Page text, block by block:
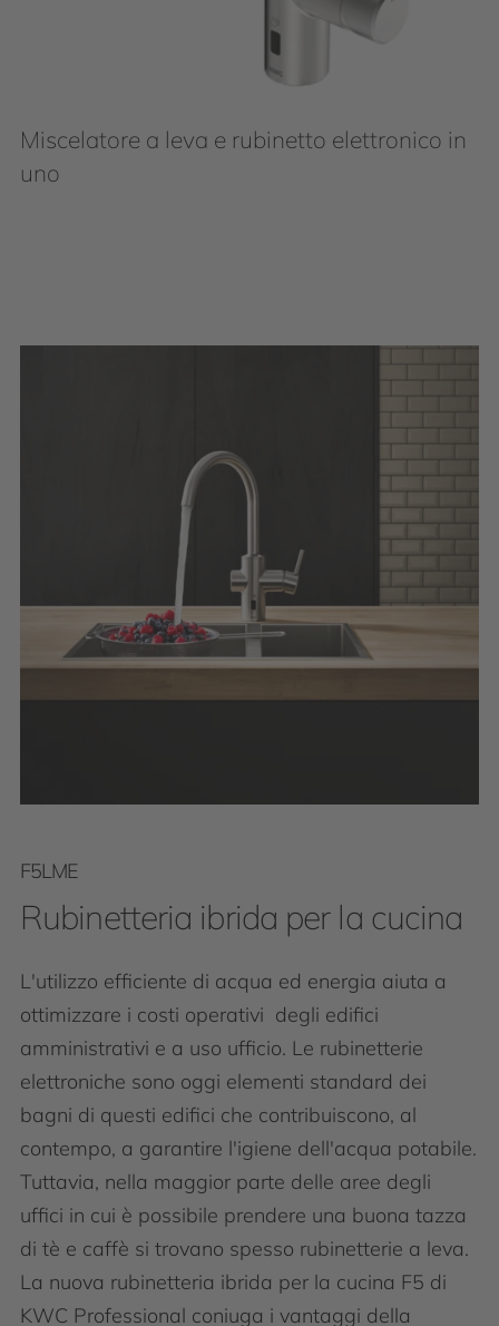
Miscelatore a leva e rubinetto elettronico in
uno
F5LME
Rubinetteria ibrida per la cucina
L'utilizzo efficiente di acqua ed energia aiuta a
ottimizzare i costi operativi degli edifici
amministrativi e a uso ufficio. Le rubinetterie
elettroniche sono oggi elementi standard dei
bagni di questi edifici che contribuiscono, al
contempo, a garantire l'igiene dell'acqua potabile.
Tuttavia, nella maggior parte delle aree degli
uffici in cui è possibile prendere una buona tazza
di tè e caffè si trovano spesso rubinetterie a leva.
La nuova rubinetteria ibrida per la cucina F5 di
KWC Professional coniuga i vantaggi della